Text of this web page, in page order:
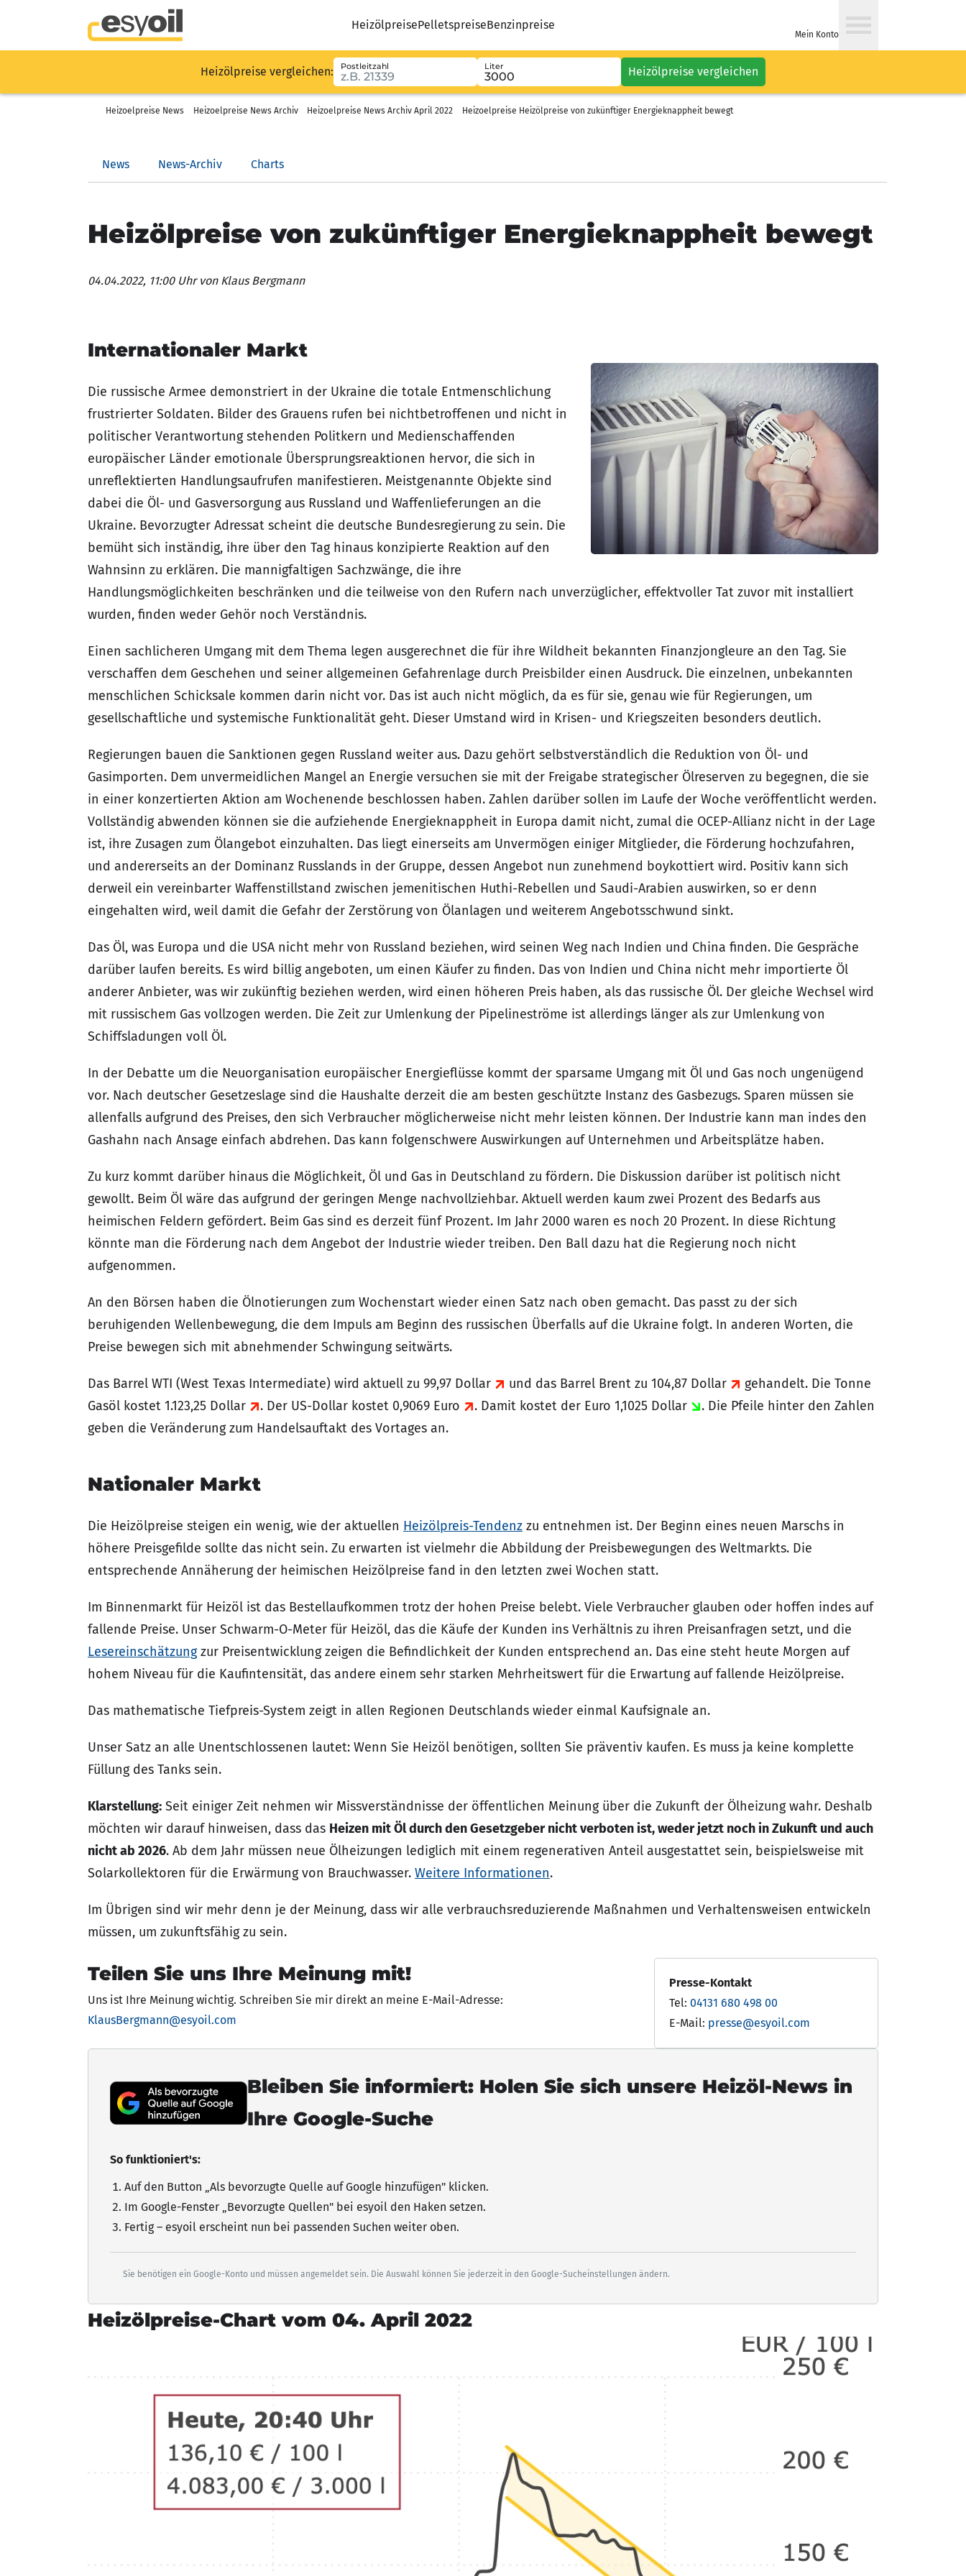
HeizölpreisePelletspreiseBenzinpreise
Mein Konto
Heizölpreise vergleichen: Postleitzahl Liter Heizölpreise vergleichen
Heizoelpreise News Heizoelpreise News Archiv Heizoelpreise News Archiv April 2022 Heizoelpreise Heizölpreise von zukünftiger Energieknappheit bewegt
News News-Archiv Charts
Heizölpreise von zukünftiger Energieknappheit bewegt
04.04.2022, 11:00 Uhrvon Klaus Bergmann
Internationaler Markt
Die russische Armee demonstriert in der Ukraine die totale Entmenschlichung
frustrierter Soldaten. Bilder des Grauens rufen bei nichtbetroffenen und nicht in
politischer Verantwortung stehenden Politkern und Medienschaffenden
europäischer Länder emotionale Übersprungsreaktionen hervor, die sich in
unreflektierten Handlungsaufrufen manifestieren. Meistgenannte Objekte sind
dabei die Öl- und Gasversorgung aus Russland und Waffenlieferungen an die
Ukraine. Bevorzugter Adressat scheint die deutsche Bundesregierung zu sein. Die
bemüht sich inständig, ihre über den Tag hinaus konzipierte Reaktion auf den
Wahnsinn zu erklären. Die mannigfaltigen Sachzwänge, die ihre
Handlungsmöglichkeiten beschränken und die teilweise von den Rufern nach unverzüglicher, effektvoller Tat zuvor mit installiert
wurden, finden weder Gehör noch Verständnis.
Einen sachlicheren Umgang mit dem Thema legen ausgerechnet die für ihre Wildheit bekannten Finanzjongleure an den Tag. Sie
verschaffen dem Geschehen und seiner allgemeinen Gefahrenlage durch Preisbilder einen Ausdruck. Die einzelnen, unbekannten
menschlichen Schicksale kommen darin nicht vor. Das ist auch nicht möglich, da es für sie, genau wie für Regierungen, um
gesellschaftliche und systemische Funktionalität geht. Dieser Umstand wird in Krisen- und Kriegszeiten besonders deutlich.
Regierungen bauen die Sanktionen gegen Russland weiter aus. Dazu gehört selbstverständlich die Reduktion von Öl- und
Gasimporten. Dem unvermeidlichen Mangel an Energie versuchen sie mit der Freigabe strategischer Ölreserven zu begegnen, die sie
in einer konzertierten Aktion am Wochenende beschlossen haben. Zahlen darüber sollen im Laufe der Woche veröffentlicht werden.
Vollständig abwenden können sie die aufziehende Energieknappheit in Europa damit nicht, zumal die OCEP-Allianz nicht in der Lage
ist, ihre Zusagen zum Ölangebot einzuhalten. Das liegt einerseits am Unvermögen einiger Mitglieder, die Förderung hochzufahren,
und andererseits an der Dominanz Russlands in der Gruppe, dessen Angebot nun zunehmend boykottiert wird. Positiv kann sich
derweil ein vereinbarter Waffenstillstand zwischen jemenitischen Huthi-Rebellen und Saudi-Arabien auswirken, so er denn
eingehalten wird, weil damit die Gefahr der Zerstörung von Ölanlagen und weiterem Angebotsschwund sinkt.
Das Öl, was Europa und die USA nicht mehr von Russland beziehen, wird seinen Weg nach Indien und China finden. Die Gespräche
darüber laufen bereits. Es wird billig angeboten, um einen Käufer zu finden. Das von Indien und China nicht mehr importierte Öl
anderer Anbieter, was wir zukünftig beziehen werden, wird einen höheren Preis haben, als das russische Öl. Der gleiche Wechsel wird
mit russischem Gas vollzogen werden. Die Zeit zur Umlenkung der Pipelineströme ist allerdings länger als zur Umlenkung von
Schiffsladungen voll Öl.
In der Debatte um die Neuorganisation europäischer Energieflüsse kommt der sparsame Umgang mit Öl und Gas noch ungenügend
vor. Nach deutscher Gesetzeslage sind die Haushalte derzeit die am besten geschützte Instanz des Gasbezugs. Sparen müssen sie
allenfalls aufgrund des Preises, den sich Verbraucher möglicherweise nicht mehr leisten können. Der Industrie kann man indes den
Gashahn nach Ansage einfach abdrehen. Das kann folgenschwere Auswirkungen auf Unternehmen und Arbeitsplätze haben.
Zu kurz kommt darüber hinaus die Möglichkeit, Öl und Gas in Deutschland zu fördern. Die Diskussion darüber ist politisch nicht
gewollt. Beim Öl wäre das aufgrund der geringen Menge nachvollziehbar. Aktuell werden kaum zwei Prozent des Bedarfs aus
heimischen Feldern gefördert. Beim Gas sind es derzeit fünf Prozent. Im Jahr 2000 waren es noch 20 Prozent. In diese Richtung
könnte man die Förderung nach dem Angebot der Industrie wieder treiben. Den Ball dazu hat die Regierung noch nicht
aufgenommen.
An den Börsen haben die Ölnotierungen zum Wochenstart wieder einen Satz nach oben gemacht. Das passt zu der sich
beruhigenden Wellenbewegung, die dem Impuls am Beginn des russischen Überfalls auf die Ukraine folgt. In anderen Worten, die
Preise bewegen sich mit abnehmender Schwingung seitwärts.
Das Barrel WTI (West Texas Intermediate) wird aktuell zu 99,97 Dollar und das Barrel Brent zu 104,87 Dollar
gehandelt. Die Tonne
Gasöl kostet 1.123,25 Dollar
. Der US-Dollar kostet 0,9069 Euro . Damit kostet der Euro 1,1025 Dollar
. Die Pfeile hinter den Zahlen
geben die Veränderung zum Handelsauftakt des Vortages an.
Nationaler Markt
Die Heizölpreise steigen ein wenig, wie der aktuellen Heizölpreis-Tendenz zu entnehmen ist. Der Beginn eines neuen Marschs in
höhere Preisgefilde sollte das nicht sein. Zu erwarten ist vielmehr die Abbildung der Preisbewegungen des Weltmarkts. Die
entsprechende Annäherung der heimischen Heizölpreise fand in den letzten zwei Wochen statt.
Im Binnenmarkt für Heizöl ist das Bestellaufkommen trotz der hohen Preise belebt. Viele Verbraucher glauben oder hoffen indes auf
fallende Preise. Unser Schwarm-O-Meter für Heizöl, das die Käufe der Kunden ins Verhältnis zu ihren Preisanfragen setzt, und die
Lesereinschätzungzur Preisentwicklung zeigen die Befindlichkeit der Kunden entsprechend an. Das eine steht heute Morgen auf
hohem Niveau für die Kaufintensität, das andere einem sehr starken Mehrheitswert für die Erwartung auf fallende Heizölpreise.
Das mathematische Tiefpreis-System zeigt in allen Regionen Deutschlands wieder einmal Kaufsignale an.
Unser Satz an alle Unentschlossenen lautet: Wenn Sie Heizöl benötigen, sollten Sie präventiv kaufen. Es muss ja keine komplette
Füllung des Tanks sein.
Klarstellung: Seit einiger Zeit nehmen wir Missverständnisse der öffentlichen Meinung über die Zukunft der Ölheizung wahr. Deshalb
möchten wir darauf hinweisen, dass das Heizen mit Öl durch den Gesetzgeber nicht verboten ist, weder jetzt noch in Zukunft und auch
nicht ab 2026. Ab dem Jahr müssen neue Ölheizungen lediglich mit einem regenerativen Anteil ausgestattet sein, beispielsweise mit
Solarkollektoren für die Erwärmung von Brauchwasser. Weitere Informationen.
Im Übrigen sind wir mehr denn je der Meinung, dass wir alle verbrauchsreduzierende Maßnahmen und Verhaltensweisen entwickeln
müssen, um zukunftsfähig zu sein.
Teilen Sie uns Ihre Meinung mit!
Uns ist Ihre Meinung wichtig. Schreiben Sie mir direkt an meine E-Mail-Adresse:
KlausBergmann@esyoil.com
Presse-Kontakt
Tel: 04131 680 498 00
E-Mail: presse@esyoil.com
Bleiben Sie informiert: Holen Sie sich unsere Heizöl-News in
Ihre Google-Suche
So funktioniert's:
Auf den Button „Als bevorzugte Quelle auf Google hinzufügen" klicken.
Im Google-Fenster „Bevorzugte Quellen" bei esyoil den Haken setzen.
Fertig – esyoil erscheint nun bei passenden Suchen weiter oben.
Sie benötigen ein Google-Konto und müssen angemeldet sein. Die Auswahl können Sie jederzeit in den Google-Sucheinstellungen ändern.
Heizölpreise-Chart vom 04. April 2022